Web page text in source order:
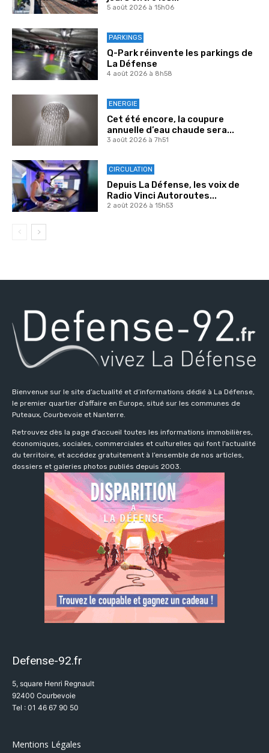
5 août 2026 à 15h06
PARKINGS
Q-Park réinvente les parkings de
La Défense
4 août 2026 à 8h58
ENERGIE
Cet été encore, la coupure
annuelle d’eau chaude sera...
3 août 2026 à 7h51
CIRCULATION
Depuis La Défense, les voix de
Radio Vinci Autoroutes...
2 août 2026 à 15h53
Bienvenue sur le site d’actualité et d’informations dédié à La Défense,
le premier quartier d’affaire en Europe, situé sur les communes de
Puteaux, Courbevoie et Nanterre.
Retrouvez dès la page d’accueil toutes les informations immobilières,
économiques, sociales, commerciales et culturelles qui font l’actualité
du territoire, et accédez gratuitement à l’ensemble de nos articles,
dossiers et galeries photos publiés depuis 2003.
Defense-92.fr
5, square Henri Regnault
92400 Courbevoie
Tel : 01 46 67 90 50
Mentions Légales